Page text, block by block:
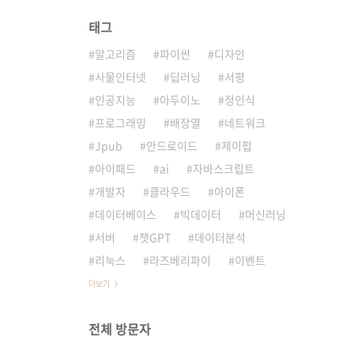
태그
알고리즘 파이썬
디자인
사물인터넷
딥러닝
서평
인공지능
아두이노
정인식
프로그래밍
배장열
네트워크
Jpub
안드로이드
제이펍
아이패드
ai
자바스크립트
개발자
클라우드
아이폰
데이터베이스
빅데이터
머신러닝
서버
챗GPT
데이터분석
리눅스
라즈베리파이 이벤트
더보기
전체 방문자